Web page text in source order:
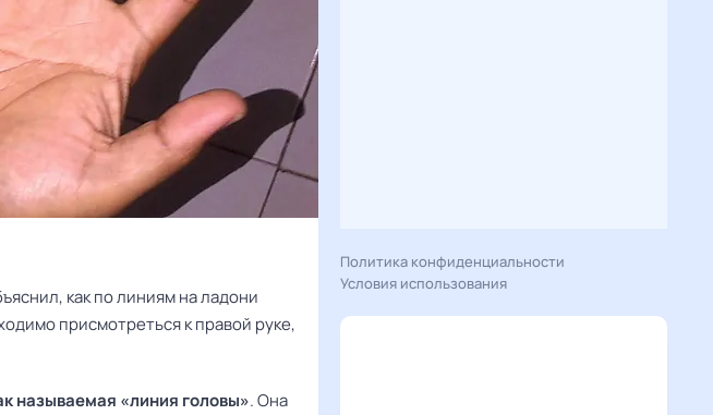
как по линиям на ладони
присмотреться к правой руке,
называемая «линия головы». Она
Политика конфиденциальности
Условия использования